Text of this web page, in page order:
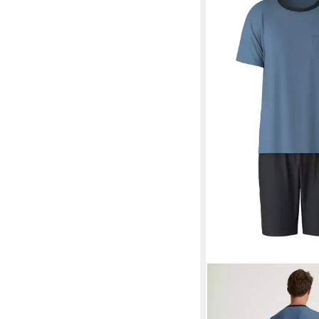
Shorty Relax
tlg) mit kleiner
UVP 59,95